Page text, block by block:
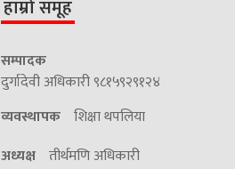
हाम्रो समूह
सम्पादक
दुर्गादेवी अधिकारी ९८१५९२९१२४
व्यवस्थापक शिक्षा थपलिया
अध्यक्ष तीर्थमणि अधिकारी